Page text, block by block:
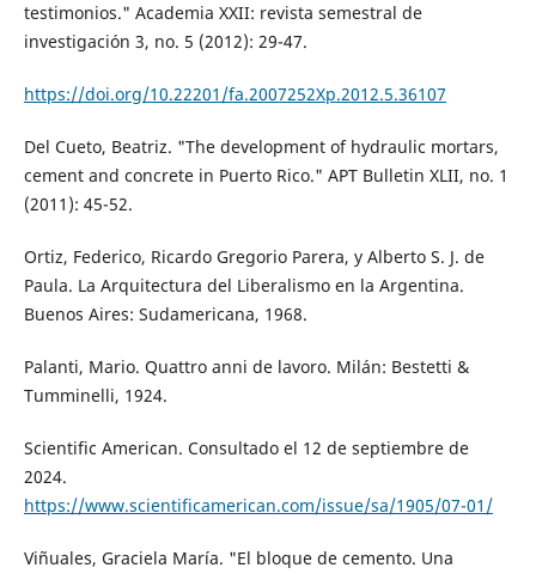
testimonios." Academia XXII: revista semestral de
investigación 3, no. 5 (2012): 29-47.
https://doi.org/10.22201/fa.2007252Xp.2012.5.36107
Del Cueto, Beatriz. "The development of hydraulic mortars,
cement and concrete in Puerto Rico." APT Bulletin XLII, no. 1
(2011): 45-52.
Ortiz, Federico, Ricardo Gregorio Parera, y Alberto S. J. de
Paula. La Arquitectura del Liberalismo en la Argentina.
Buenos Aires: Sudamericana, 1968.
Palanti, Mario. Quattro anni de lavoro. Milán: Bestetti &
Tumminelli, 1924.
Scientific American. Consultado el 12 de septiembre de
2024.
https://www.scientificamerican.com/issue/sa/1905/07-01/
Viñuales, Graciela María. "El bloque de cemento. Una